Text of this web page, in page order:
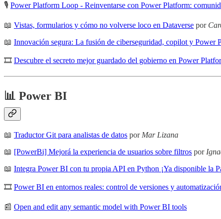
🎙️ Power Platform Loop - Reinventarse con Power Platform:
📖 Vistas, formularios y cómo no volverse loco en Dataverse por
📖 Innovación segura: La fusión de ciberseguridad, copilot y Power
🎞 Descubre el secreto mejor guardado del gobierno en Power
📊 Power BI
📖 Traductor Git para analistas de datos por Mar Lizana
📖 [PowerBi] Mejorá la experiencia de usuarios sobre filtros por
📖 Integra Power BI con tu propia API en Python ¡Ya disponible la
🎞 Power BI en entornos reales: control de versiones y
📰 Open and edit any semantic model with Power BI tools